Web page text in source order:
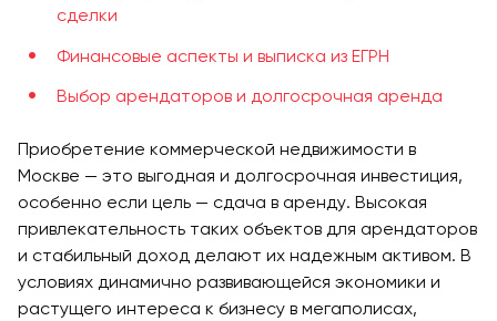
сделки
Финансовые аспекты и выписка из ЕГРН
Выбор арендаторов и долгосрочная аренда
Приобретение коммерческой недвижимости в
Москве — это выгодная и долгосрочная инвестиция,
особенно если цель — сдача в аренду. Высокая
привлекательность таких объектов для арендаторов
и стабильный доход делают их надежным активом. В
условиях динамично развивающейся экономики и
растущего интереса к бизнесу в мегаполисах,